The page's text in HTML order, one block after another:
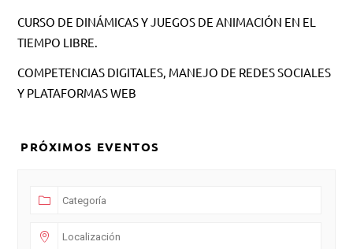
CURSO DE DINÁMICAS Y JUEGOS DE ANIMACIÓN EN EL
TIEMPO LIBRE.
COMPETENCIAS DIGITALES, MANEJO DE REDES SOCIALES
Y PLATAFORMAS WEB
PRÓXIMOS EVENTOS